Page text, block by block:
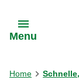
Menu
Home